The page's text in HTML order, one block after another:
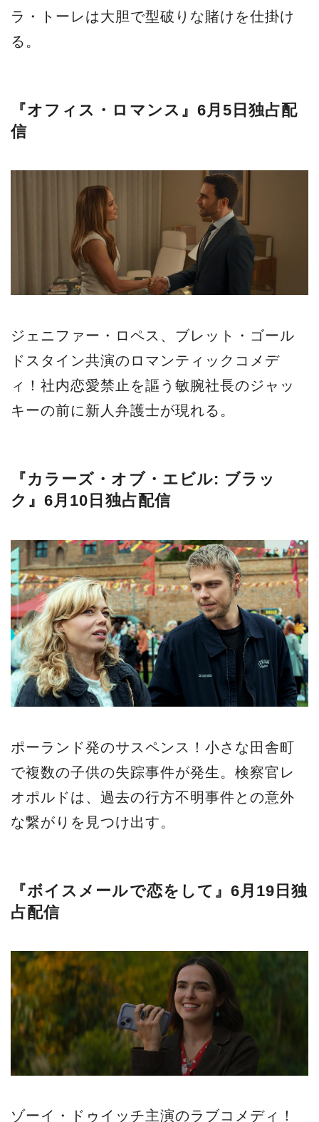
ラ・トーレは大胆で型破りな賭けを仕掛け
る。
『オフィス・ロマンス』6月5日独占配
信
ジェニファー・ロペス、ブレット・ゴール
ドスタイン共演のロマンティックコメデ
ィ！社内恋愛禁止を謳う敏腕社長のジャッ
キーの前に新人弁護士が現れる。
『カラーズ・オブ・エビル: ブラッ
ク』6月10日独占配信
ポーランド発のサスペンス！小さな田舎町
で複数の子供の失踪事件が発生。検察官レ
オポルドは、過去の行方不明事件との意外
な繋がりを見つけ出す。
『ボイスメールで恋をして』6月19日独
占配信
ゾーイ・ドゥイッチ主演のラブコメディ！